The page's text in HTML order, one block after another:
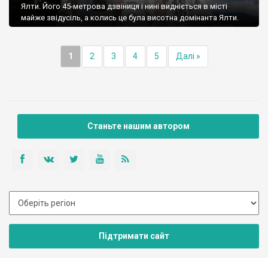
Ялти. Його 45-метрова дзвіниця і нині видніється в місті
майже звідусіль, а колись це була висотна домінанта Ялти.
1 2 3 4 5 Далі »
Станьте нашим автором
Підтримати сайт